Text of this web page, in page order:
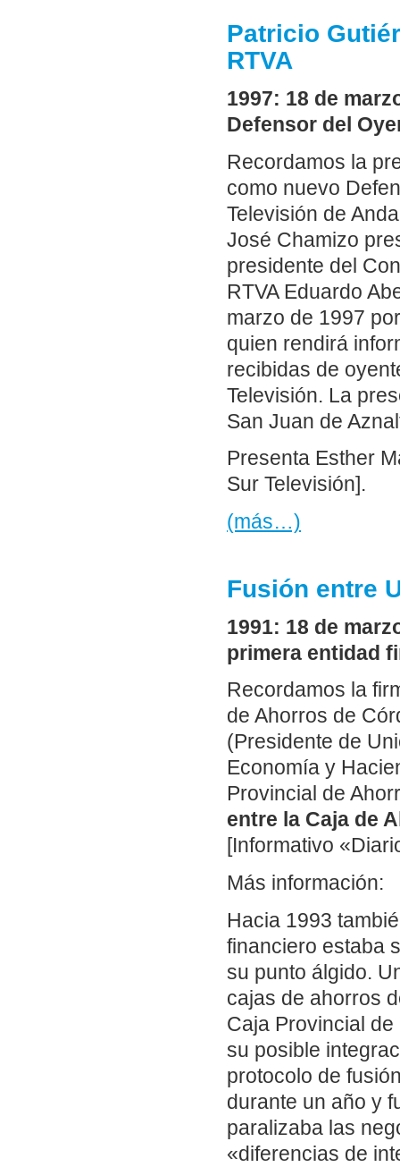
Patricio
RTVA
1997: 18 de
Defensor del
Recordamos la
como nuevo
Televisión de
José Chamizo
presidente del
RTVA Eduardo
marzo de 1997
quien rendirá
recibidas de
Televisión. La
San Juan de
Presenta Esther
Sur Televisión].
(más…)
Fusión entre
1991: 18 de
primera entidad
Recordamos la
de Ahorros de
(Presidente de
Economía y
Provincial de
entre la Caja de
[Informativo
Más información:
Hacia 1993
financiero estaba
su punto álgido.
cajas de ahorros
Caja Provincial
su posible
protocolo de
durante un año y
paralizaba las
«diferencias de